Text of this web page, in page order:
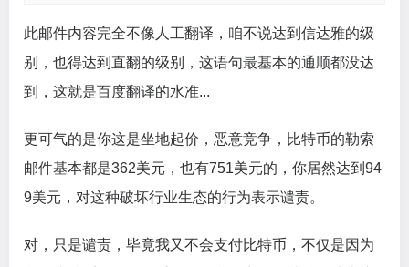
此邮件内容完全不像人工翻译，咱不说达到信达雅的级
别，也得达到直翻的级别，这语句最基本的通顺都没达
到，这就是百度翻译的水准...
更可气的是你这是坐地起价，恶意竞争，比特币的勒索
邮件基本都是362美元，也有751美元的，你居然达到94
9美元，对这种破坏行业生态的行为表示谴责。
对，只是谴责，毕竟我又不会支付比特币，不仅是因为